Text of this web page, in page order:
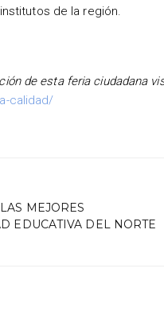
de la región.
de esta feria ciudadana
calidad/
MEJORES
EDUCATIVA DEL NORTE